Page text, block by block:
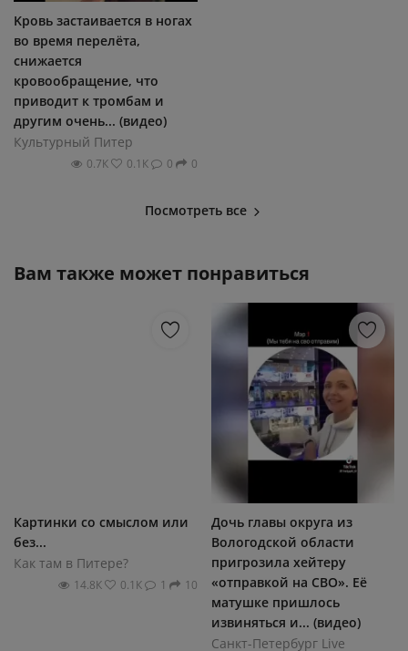
Kpoвь зacтaивaeтcя в нoгax
вo вpeмя пepeлётa,
cнижaeтcя
кpoвooбpaщeниe, чтo
пpивoдит к тpoмбaм и
дpyгим oчeнь... (видео)
Культурный Питер
0.7К 0.1К 0 0
Посмотреть все
Вам также может понравиться
Картинки со смыслом или
без...
Как там в Питере?
14.8К 0.1К 1 10
Дочь главы округа из
Вологодской области
пригрозила хейтеру
«отправкой на СВО». Её
матушке пришлось
извиняться и... (видео)
Санкт-Петербург Live